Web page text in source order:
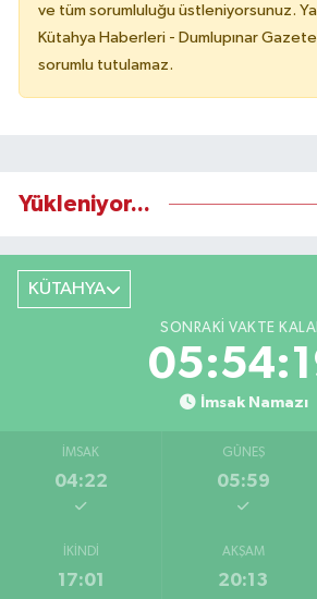
ve tüm sorumluluğu üstleniyorsunuz.
Kütahya Haberleri - Dumlupınar
sorumlu tutulamaz.
Yükleniyor...
KÜTAHYA
SONRAKI VAKTE
İmsak Namazı
İMSAK
04:22
GÜNEŞ
05:59
İKINDI
17:01
AKŞAM
20:13